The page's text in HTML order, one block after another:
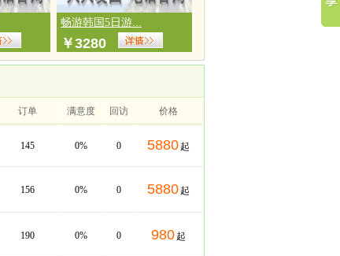
畅游韩国5日游...
￥3280
订单 满意度 回访 价格
145 0% 0 5880 起
156 0% 0 5880 起
190 0% 0 980 起